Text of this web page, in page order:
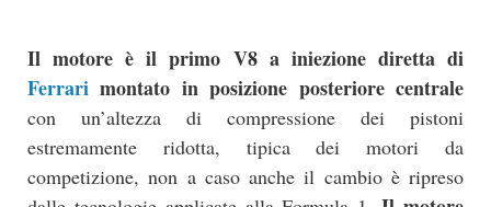
Il motore è il primo V8 a iniezione diretta di
Ferrari montato in posizione posteriore centrale
con un’altezza di compressione dei pistoni
estremamente ridotta, tipica dei motori da
competizione, non a caso anche il cambio è ripreso